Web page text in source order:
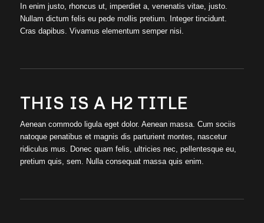
In enim justo, rhoncus ut, imperdiet a, venenatis vitae, justo.
Nullam dictum felis eu pede mollis pretium. Integer tincidunt.
Cras dapibus. Vivamus elementum semper nisi.
THIS IS A H2 TITLE
Aenean commodo ligula eget dolor. Aenean massa. Cum sociis
natoque penatibus et magnis dis parturient montes, nascetur
ridiculus mus. Donec quam felis, ultricies nec, pellentesque eu,
pretium quis, sem. Nulla consequat massa quis enim.